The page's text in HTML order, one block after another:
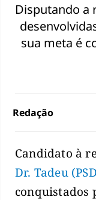
Disputando a
sua meta é
Redação
Candidato à
Dr. Tadeu
conquistados